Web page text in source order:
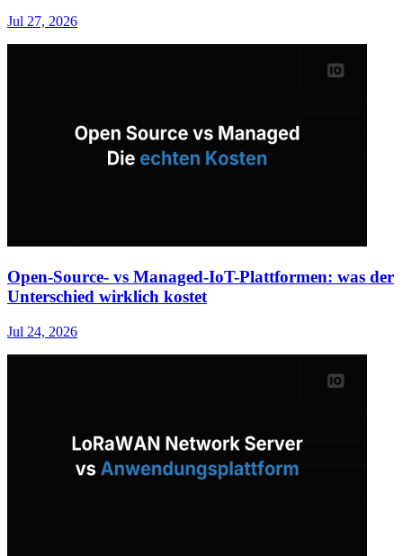
Jul 27, 2026
Open-Source- vs Managed-IoT-Plattformen: was der
Unterschied wirklich kostet
Jul 24, 2026